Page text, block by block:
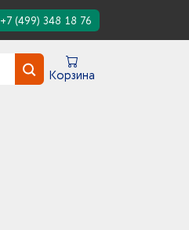
+7 (499) 348 18 76
Корзина